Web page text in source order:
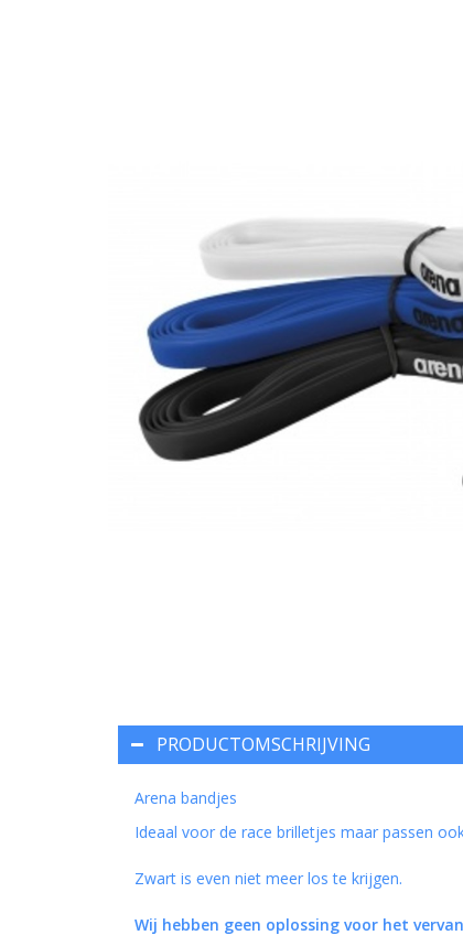
PRODUCTOMSCHRIJVING
Arena bandjes
Ideaal voor de race brilletjes maar passen
Zwart is even niet meer los te krijgen.
Wij hebben geen oplossing voor het